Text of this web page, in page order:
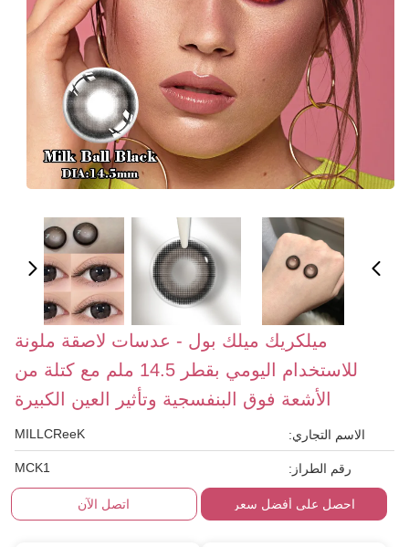
ميلكريك ميلك بول - عدسات لاصقة ملونة
للاستخدام اليومي بقطر 14.5 ملم مع كتلة من
الأشعة فوق البنفسجية وتأثير العين الكبيرة
الاسم التجاري: MILLCReeK
رقم الطراز: MCK1
احصل على أفضل سعر اتصل الآن